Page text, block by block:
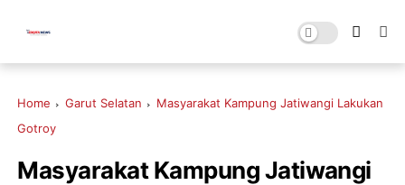
Home Garut Selatan
Masyarakat Kampung Jatiwangi Lakukan
Gotroy
Masyarakat Kampung Jatiwangi